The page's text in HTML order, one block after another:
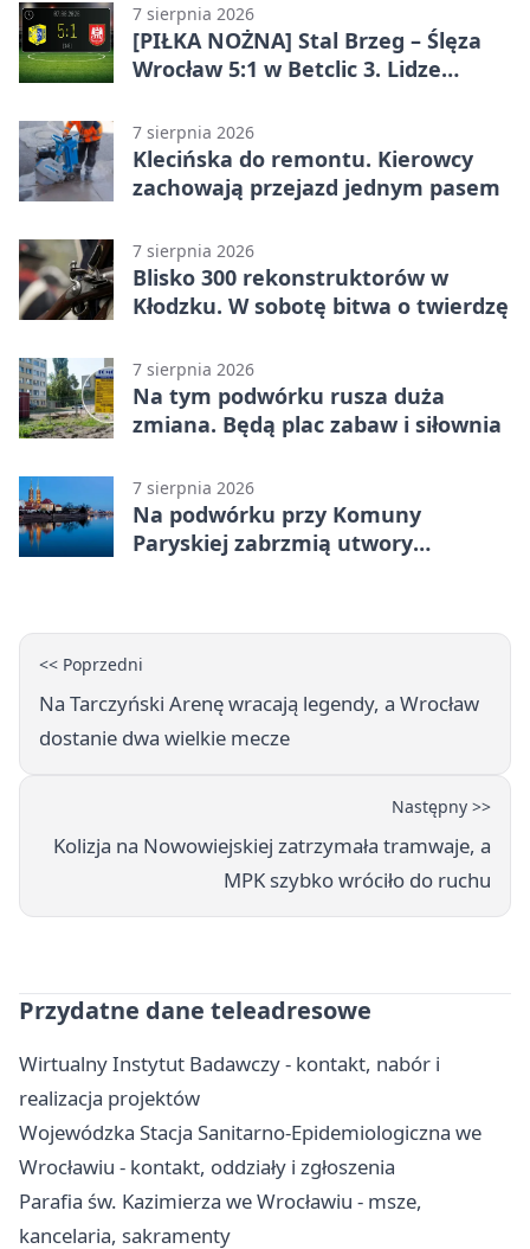
7 sierpnia 2026
[PIŁKA NOŻNA] Stal Brzeg – Ślęza
Wrocław 5:1 w Betclic 3. Lidze
porażka wrocławian
7 sierpnia 2026
Klecińska do remontu. Kierowcy
zachowają przejazd jednym pasem
7 sierpnia 2026
Blisko 300 rekonstruktorów w
Kłodzku. W sobotę bitwa o twierdzę
7 sierpnia 2026
Na tym podwórku rusza duża
zmiana. Będą plac zabaw i siłownia
7 sierpnia 2026
Na podwórku przy Komuny
Paryskiej zabrzmią utwory
<< Poprzedni
Na Tarczyński Arenę wracają legendy, a Wrocław
dostanie dwa wielkie mecze
Następny >>
Kolizja na Nowowiejskiej zatrzymała tramwaje, a
MPK szybko wróciło do ruchu
Przydatne dane teleadresowe
Wirtualny Instytut Badawczy - kontakt, nabór i
realizacja projektów
Wojewódzka Stacja Sanitarno-Epidemiologiczna we
Wrocławiu - kontakt, oddziały i zgłoszenia
Parafia św. Kazimierza we Wrocławiu - msze,
kancelaria, sakramenty